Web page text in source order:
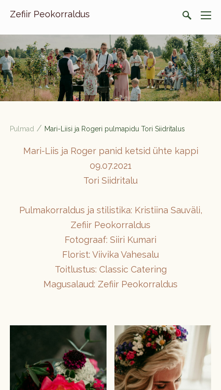
Zefiir Peokorraldus
Pulmad / Mari-Liisi ja Rogeri pulmapidu Tori Siidritalus
Mari-Liis ja Roger panid ketsid ühte kappi
09.07.2021
Tori Siidritalu
Pulmakorraldus ja stilistika: Kristiina Sauväli,
Zefiir Peokorraldus
Fotograaf: Siiri Kumari
Florist: Viivika Vahesalu
Toitlustus: Classic Catering
Magusalaud: Zefiir Peokorraldus